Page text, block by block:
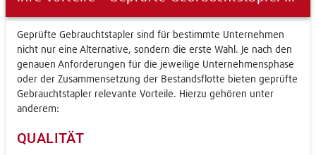
Geprüfte Gebrauchtstapler sind für bestimmte Unternehmen
nicht nur eine Alternative, sondern die erste Wahl. Je nach den
genauen Anforderungen für die jeweilige Unternehmensphase
oder der Zusammensetzung der Bestandsflotte bieten geprüfte
Gebrauchtstapler relevante Vorteile. Hierzu gehören unter
anderem:
QUALITÄT